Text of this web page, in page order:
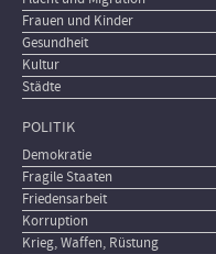
Frauen und Kinder
Gesundheit
Kultur
Städte
POLITIK
Demokratie
Fragile Staaten
Friedensarbeit
Korruption
Krieg, Waffen, Rüstung